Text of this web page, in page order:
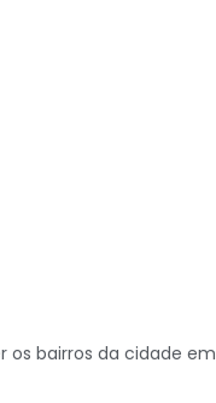
os bairros da cidade em